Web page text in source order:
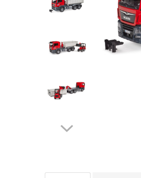
Lubrifiere, intretinere si curatare
Pompe ulei/combustibil
Hidraulica si transmisie
Utilaje pentru constructii